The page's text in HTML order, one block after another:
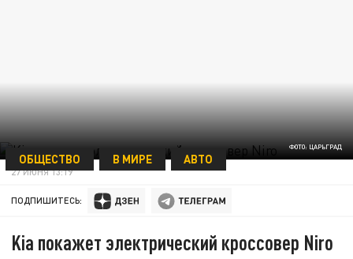
ФОТО: ЦАРЬГРАД
ОБЩЕСТВО В МИРЕ АВТО
27 ИЮНЯ 13:19
ПОДПИШИТЕСЬ:
Kia покажет электрический кроссовер Niro